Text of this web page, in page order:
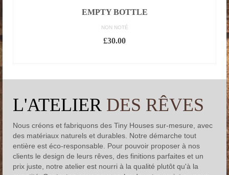
EMPTY BOTTLE
NON NOTÉ
£30.00
L'ATELIER DES RÊVES
Nous créons et fabriquons des Tiny Houses sur-mesure, avec
des matériaux naturels et durables. Notre démarche tout
entière est éco-responsable. Pour pouvoir proposer à nos
clients le design de leurs rêves, des finitions parfaites et un
prix juste, notre atelier est nourri à la qualité plutôt qu'à la